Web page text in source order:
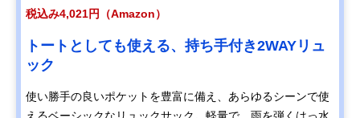
税込み4,021円（Amazon）
トートとしても使える、持ち手付き2WAYリュ
ック
使い勝手の良いポケットを豊富に備え、あらゆるシーンで使